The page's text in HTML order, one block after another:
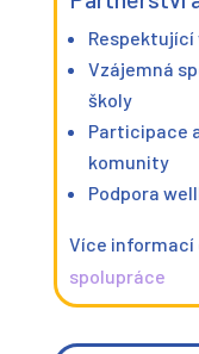
Vzájemná
školy
Participace
komunity
Podpora
Více informací
spolupráce